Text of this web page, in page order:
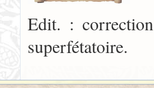
Edit. :
superfétatoire.